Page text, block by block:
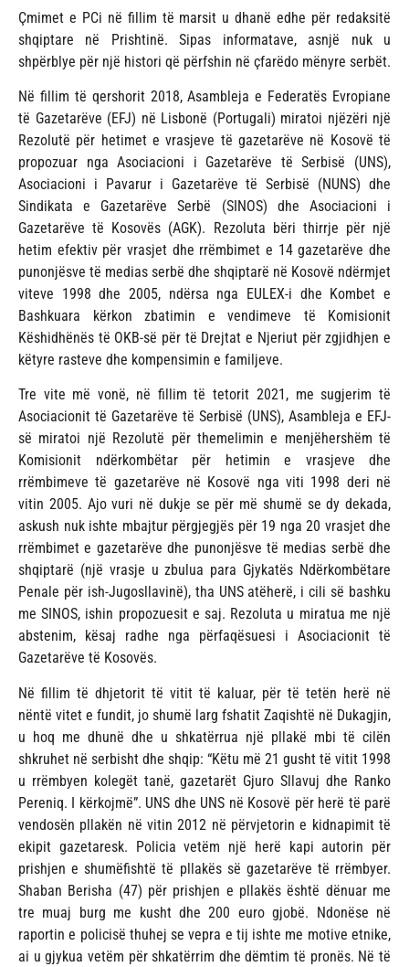
Çmimet e PCi në fillim të marsit u dhanë edhe për redaksitë
shqiptare në Prishtinë. Sipas informatave, asnjë nuk u
shpërblye për një histori që përfshin në çfarëdo mënyre serbët.
Në fillim të qershorit 2018, Asambleja e Federatës Evropiane
të Gazetarëve (EFJ) në Lisbonë (Portugali) miratoi njëzëri një
Rezolutë për hetimet e vrasjeve të gazetarëve në Kosovë të
propozuar nga Asociacioni i Gazetarëve të Serbisë (UNS),
Asociacioni i Pavarur i Gazetarëve të Serbisë (NUNS) dhe
Sindikata e Gazetarëve Serbë (SINOS) dhe Asociacioni i
Gazetarëve të Kosovës (AGK). Rezoluta bëri thirrje për një
hetim efektiv për vrasjet dhe rrëmbimet e 14 gazetarëve dhe
punonjësve të medias serbë dhe shqiptarë në Kosovë ndërmjet
viteve 1998 dhe 2005, ndërsa nga EULEX-i dhe Kombet e
Bashkuara kërkon zbatimin e vendimeve të Komisionit
Këshidhënës të OKB-së për të Drejtat e Njeriut për zgjidhjen e
këtyre rasteve dhe kompensimin e familjeve.
Tre vite më vonë, në fillim të tetorit 2021, me sugjerim të
Asociacionit të Gazetarëve të Serbisë (UNS), Asambleja e EFJ-
së miratoi një Rezolutë për themelimin e menjëhershëm të
Komisionit ndërkombëtar për hetimin e vrasjeve dhe
rrëmbimeve të gazetarëve në Kosovë nga viti 1998 deri në
vitin 2005. Ajo vuri në dukje se për më shumë se dy dekada,
askush nuk ishte mbajtur përgjegjës për 19 nga 20 vrasjet dhe
rrëmbimet e gazetarëve dhe punonjësve të medias serbë dhe
shqiptarë (një vrasje u zbulua para Gjykatës Ndërkombëtare
Penale për ish-Jugosllavinë), tha UNS atëherë, i cili së bashku
me SINOS, ishin propozuesit e saj. Rezoluta u miratua me një
abstenim, kësaj radhe nga përfaqësuesi i Asociacionit të
Gazetarëve të Kosovës.
Në fillim të dhjetorit të vitit të kaluar, për të tetën herë në
nëntë vitet e fundit, jo shumë larg fshatit Zaqishtë në Dukagjin,
u hoq me dhunë dhe u shkatërrua një pllakë mbi të cilën
shkruhet në serbisht dhe shqip: “Këtu më 21 gusht të vitit 1998
u rrëmbyen kolegët tanë, gazetarët Gjuro Sllavuj dhe Ranko
Pereniq. I kërkojmë”. UNS dhe UNS në Kosovë për herë të parë
vendosën pllakën në vitin 2012 në përvjetorin e kidnapimit të
ekipit gazetaresk. Policia vetëm një herë kapi autorin për
prishjen e shumëfishtë të pllakës së gazetarëve të rrëmbyer.
Shaban Berisha (47) për prishjen e pllakës është dënuar me
tre muaj burg me kusht dhe 200 euro gjobë. Ndonëse në
raportin e policisë thuhej se vepra e tij ishte me motive etnike,
ai u gjykua vetëm për shkatërrim dhe dëmtim të pronës. Në të